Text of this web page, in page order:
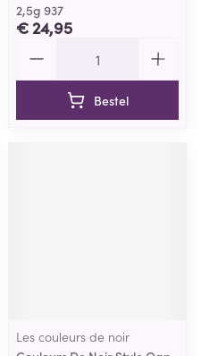
2,5g 937
€ 24,95
Bestel
Les couleurs de noir